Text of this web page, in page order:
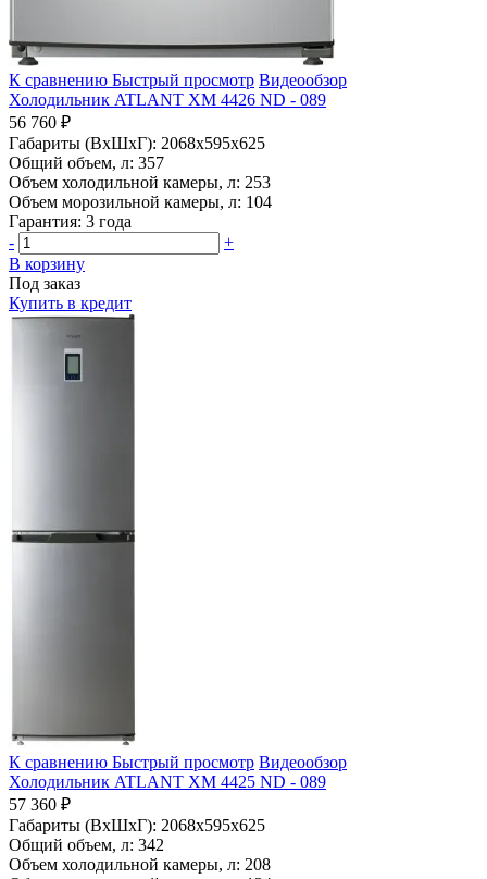
К сравнению Быстрый просмотр Видеообзор
Холодильник ATLANT ХМ 4426 ND - 089
56 760 ₽
Габариты (ВхШхГ): 2068x595x625
Общий объем, л: 357
Объем холодильной камеры, л: 253
Объем морозильной камеры, л: 104
Гарантия: 3 года
-
+
В корзину
Под заказ
Купить в кредит
К сравнению Быстрый просмотр Видеообзор
Холодильник ATLANT ХМ 4425 ND - 089
57 360 ₽
Габариты (ВхШхГ): 2068x595x625
Общий объем, л: 342
Объем холодильной камеры, л: 208